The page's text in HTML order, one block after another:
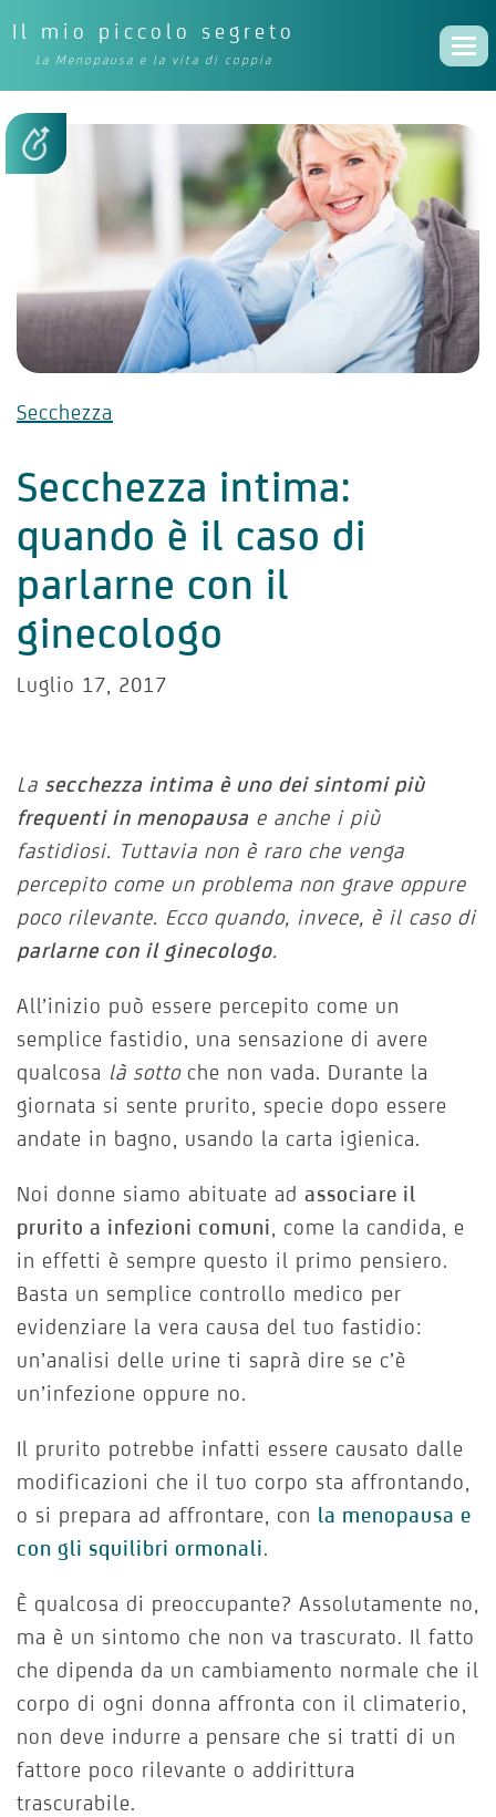
Il mio piccolo segreto
La Menopausa e la vita di coppia
Secchezza
Secchezza intima:
quando è il caso di
parlarne con il
ginecologo
Luglio 17, 2017
La secchezza intima è uno dei sintomi più
frequenti in menopausa e anche i più
fastidiosi. Tuttavia non è raro che venga
percepito come un problema non grave oppure
poco rilevante. Ecco quando, invece, è il caso di
parlarne con il ginecologo.
All’inizio può essere percepito come un
semplice fastidio, una sensazione di avere
qualcosa là sottoche non vada. Durante la
giornata si sente prurito, specie dopo essere
andate in bagno, usando la carta igienica.
Noi donne siamo abituate ad associare il
prurito a infezioni comuni , come la candida, e
in effetti è sempre questo il primo pensiero.
Basta un semplice controllo medico per
evidenziare la vera causa del tuo fastidio:
un’analisi delle urine ti saprà dire se c’è
un’infezione oppure no.
Il prurito potrebbe infatti essere causato dalle
modificazioni che il tuo corpo sta affrontando,
o si prepara ad affrontare, con la menopausa e
con gli squilibri ormonali.
È qualcosa di preoccupante? Assolutamente no,
ma è un sintomo che non va trascurato. Il fatto
che dipenda da un cambiamento normale che il
corpo di ogni donna affronta con il climaterio,
non deve indurre a pensare che si tratti di un
fattore poco rilevante o addirittura
trascurabile.